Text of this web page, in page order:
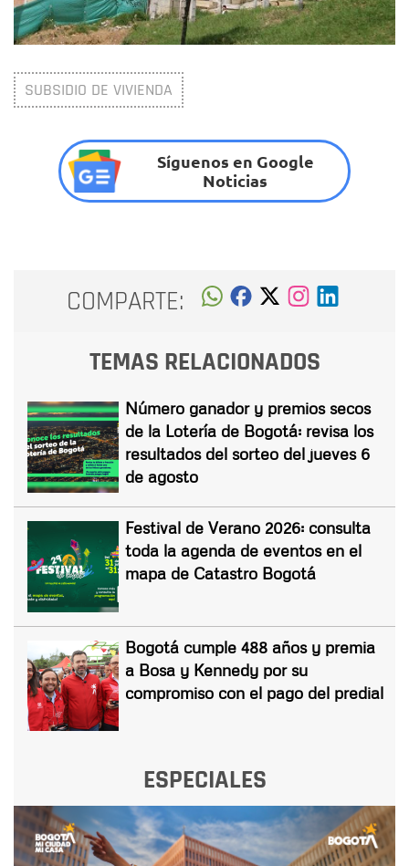
SUBSIDIO DE VIVIENDA
Síguenos en Google
Noticias
COMPARTE:
TEMAS RELACIONADOS
Número ganador y premios secos
de la Lotería de Bogotá: revisa los
resultados del sorteo del jueves 6
de agosto
Festival de Verano 2026: consulta
toda la agenda de eventos en el
mapa de Catastro Bogotá
Bogotá cumple 488 años y premia
a Bosa y Kennedy por su
compromiso con el pago del predial
ESPECIALES